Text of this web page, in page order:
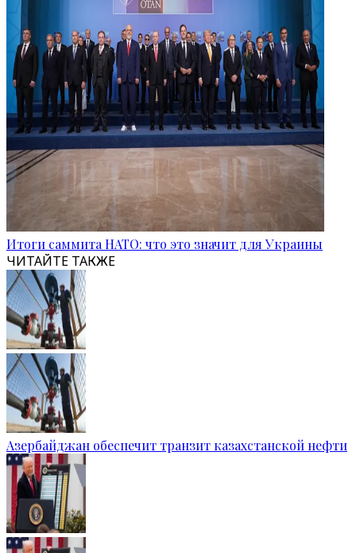
Итоги саммита НАТО: что это значит для Украины
ЧИТАЙТЕ ТАКЖЕ
Азербайджан обеспечит транзит казахстанской нефти